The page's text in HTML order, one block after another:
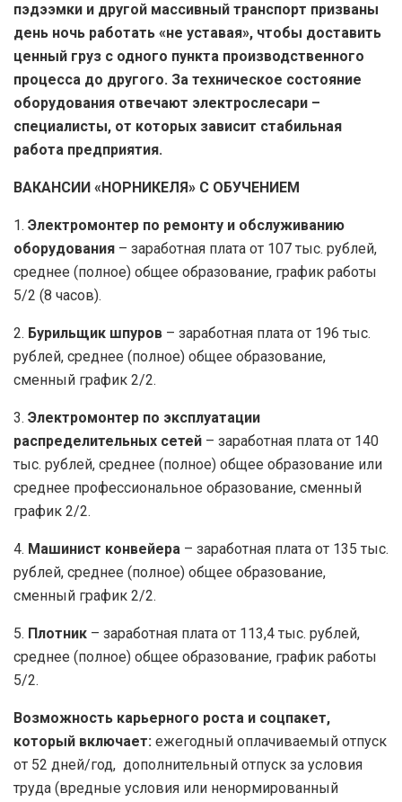
пэдээмки и другой массивный транспорт призваны
день ночь работать «не уставая», чтобы доставить
ценный груз с одного пункта производственного
процесса до другого. За техническое состояние
оборудования отвечают электрослесари –
специалисты, от которых зависит стабильная
работа предприятия.
ВАКАНСИИ «НОРНИКЕЛЯ» С ОБУЧЕНИЕМ
1. Электромонтер по ремонту и обслуживанию
оборудования – заработная плата от 107 тыс. рублей,
среднее (полное) общее образование, график работы
5/2 (8 часов).
2. Бурильщик шпуров – заработная плата от 196 тыс.
рублей, среднее (полное) общее образование,
сменный график 2/2.
3. Электромонтер по эксплуатации
распределительных сетей – заработная плата от 140
тыс. рублей, среднее (полное) общее образование или
среднее профессиональное образование, сменный
график 2/2.
4. Машинист конвейера – заработная плата от 135 тыс.
рублей, среднее (полное) общее образование,
сменный график 2/2.
5. Плотник – заработная плата от 113,4 тыс. рублей,
среднее (полное) общее образование, график работы
5/2.
Возможность карьерного роста и соцпакет,
который включает: ежегодный оплачиваемый отпуск
от 52 дней/год, дополнительный отпуск за условия
труда (вредные условия или ненормированный